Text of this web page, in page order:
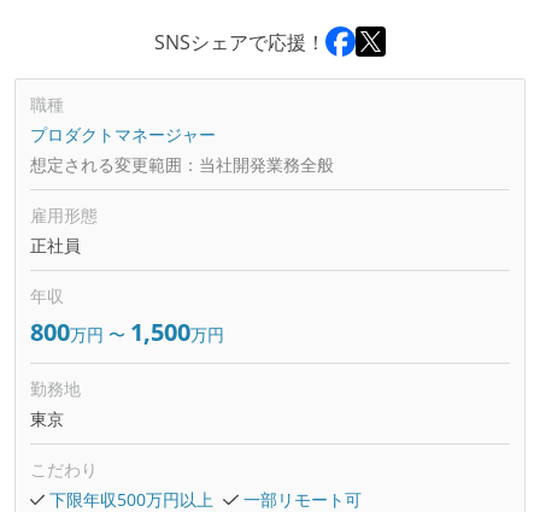
SNSシェアで応援！
職種
プロダクトマネージャー
想定される変更範囲： 当社開発業務全般
雇用形態
正社員
年収
800万円 〜 1,500万円
勤務地
東京
こだわり
下限年収500万円以上
一部リモート可